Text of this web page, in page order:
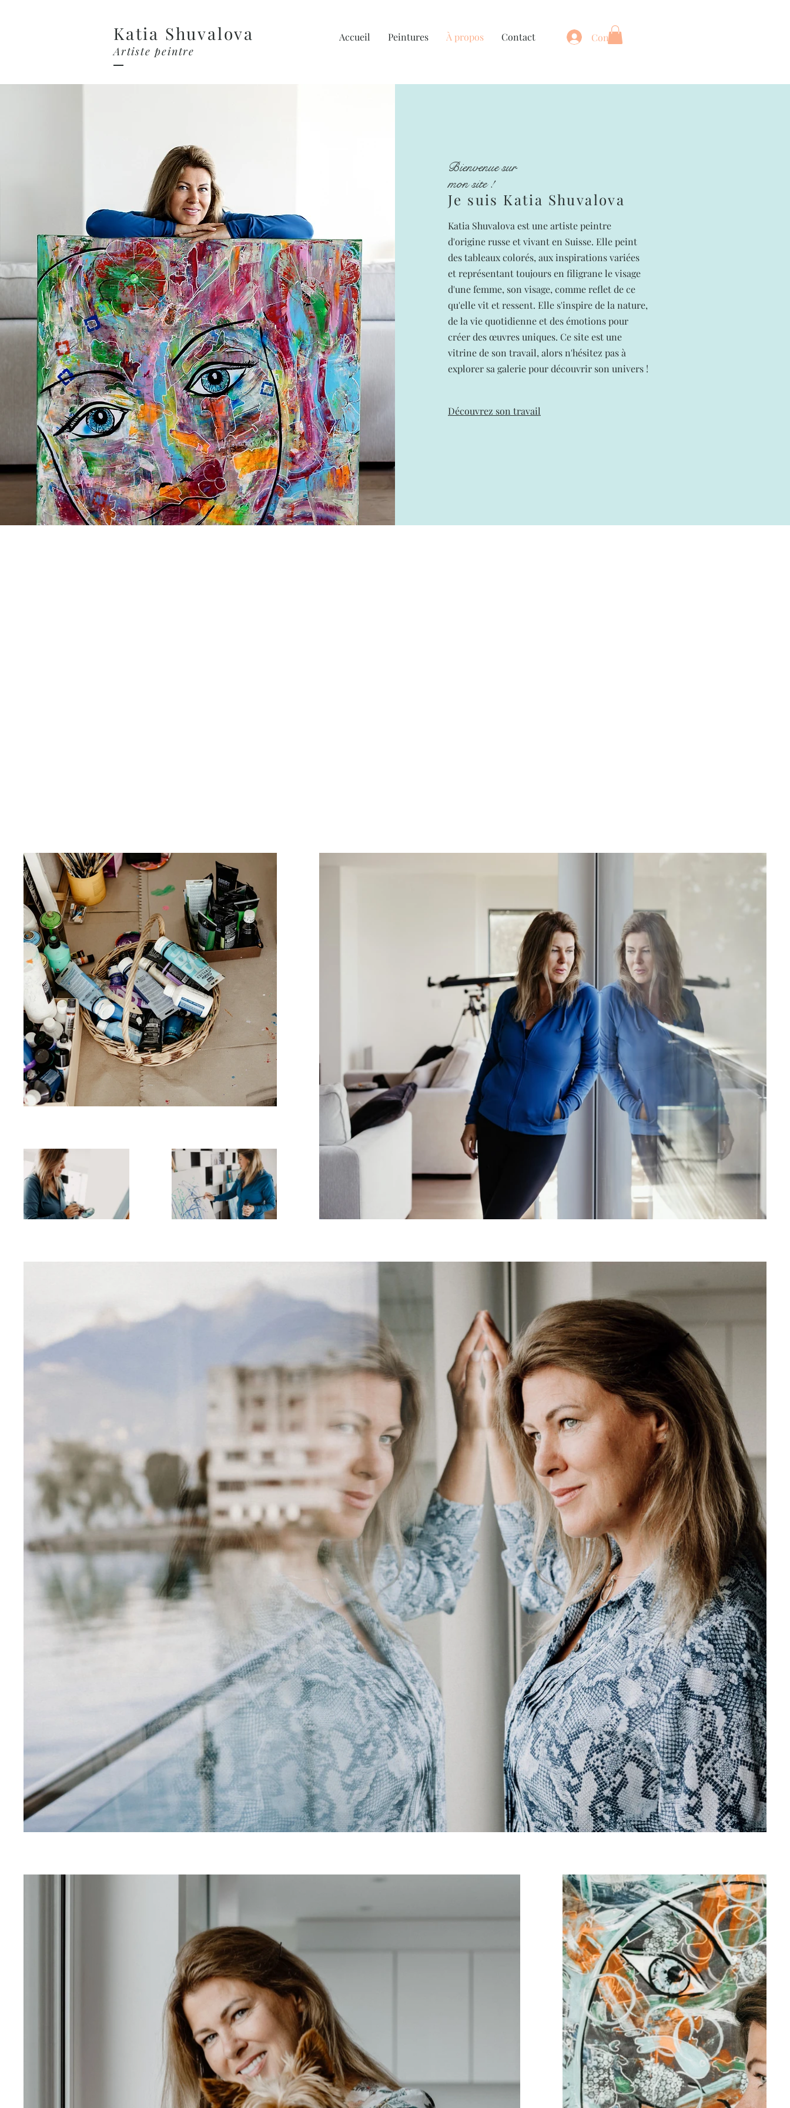
Accueil Peintures À propos Contact
Katia Shuvalova
Artiste peintre
Connexion
Bienvenue sur
mon site !
Je suis Katia Shuvalova
Katia Shuvalova est une artiste peintre
d'origine russe et vivant en Suisse. Elle peint
des tableaux colorés, aux inspirations variées
et représentant toujours en filigrane le visage
d'une femme, son visage, comme reflet de ce
qu'elle vit et ressent. Elle s'inspire de la nature,
de la vie quotidienne et des émotions pour
créer des œuvres uniques. Ce site est une
vitrine de son travail, alors n'hésitez pas à
explorer sa galerie pour découvrir son univers !
Découvrez son travail